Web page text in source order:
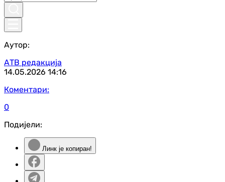
Аутор:
АТВ редакција
14.05.2026 14:16
Коментари:
0
Подијели:
Линк је копиран!